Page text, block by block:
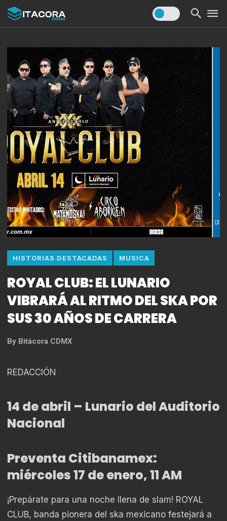
HISTORIAS DESTACADAS MUSICA
ROYAL CLUB: EL LUNARIO
VIBRARÁ AL RITMO DEL SKA POR
SUS 30 AÑOS DE CARRERA
By Bitácora CDMX
REDACCIÓN
14 de abril – Lunario del Auditorio
Nacional
Preventa Citibanamex:
miércoles 17 de enero, 11 AM
¡Prepárate para una noche llena de slam! ROYAL
CLUB, banda pionera del ska mexicano festejará a